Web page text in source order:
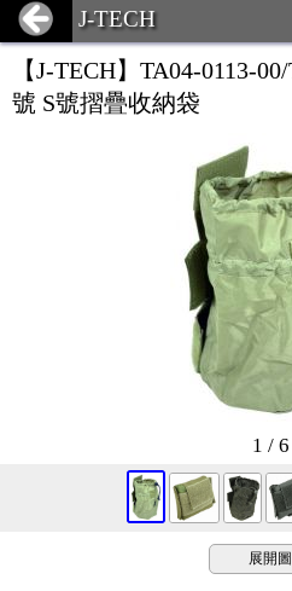
J-TECH
【J-TECH】TA04-0113-
號 S號摺疊收納袋
1 / 6
展開圖